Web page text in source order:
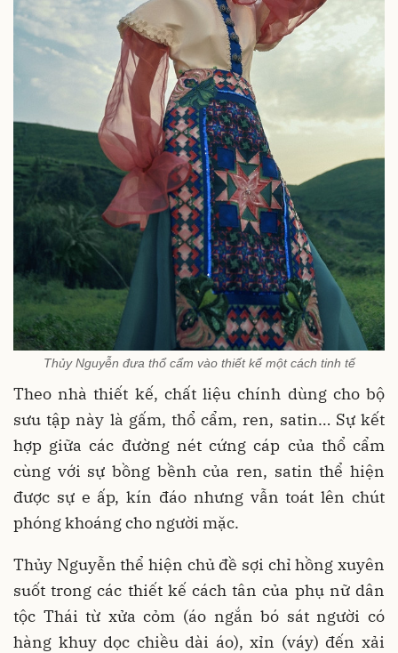
Thủy Nguyễn đưa thổ cẩm vào thiết kế một cách tinh tế
Theo nhà thiết kế, chất liệu chính dùng cho bộ
sưu tập này là gấm, thổ cẩm, ren, satin… Sự kết
hợp giữa các đường nét cứng cáp của thổ cẩm
cùng với sự bồng bềnh của ren, satin thể hiện
được sự e ấp, kín đáo nhưng vẫn toát lên chút
phóng khoáng cho người mặc.
Thủy Nguyễn thể hiện chủ đề sợi chỉ hồng xuyên
suốt trong các thiết kế cách tân của phụ nữ dân
tộc Thái từ xửa cỏm (áo ngắn bó sát người có
hàng khuy dọc chiều dài áo), xỉn (váy) đến xải